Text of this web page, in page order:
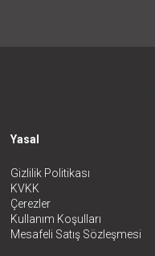
Yasal
Gizlilik Politikası
KVKK
Çerezler
Kullanım Koşulları
Mesafeli Satış Sözleşmesi